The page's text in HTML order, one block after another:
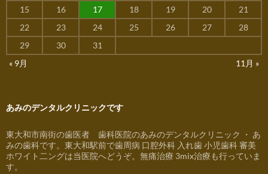
15
16 17 18 19 20
21
22
23 24 25 26 27
28
29
30
31
« 9月
11月 »
あみのデンタルクリニックです
東大和市南街の歯医者 歯科医院のあみのデンタルクリニック ・ あ
みの歯科です。東大和駅前で歯周病 口腔外科 入れ歯 小児歯科 審美
ホワイト二ングは当医院へどうぞ。無痛治療 3mix治療も行っていま
す。